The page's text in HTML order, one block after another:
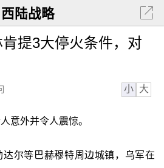
西陆战略
提3大停火条件，对
小 大
意外并令人震惊。
达尔等巴赫穆特周边城镇，乌军在